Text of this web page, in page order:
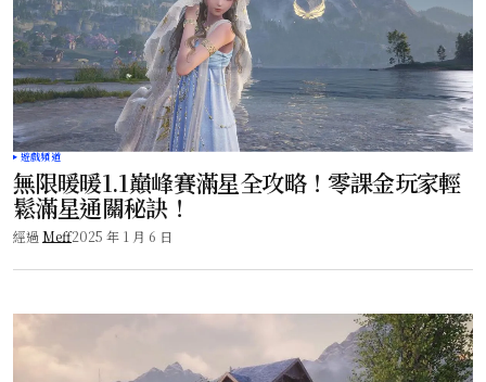
遊戲頻道
無限暖暖1.1巔峰賽滿星全攻略！零課金玩家輕
鬆滿星通關秘訣！
經過 Meff2025 年 1 月 6 日